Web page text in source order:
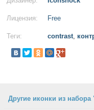
Лицензия: Free
Теги: contrast,
Другие иконки из